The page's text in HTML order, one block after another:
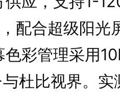
配合超级阳光
色彩管理采用
杜比视界。